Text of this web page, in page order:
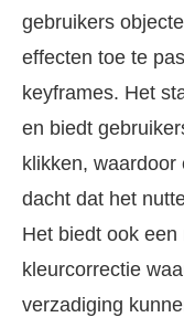
gebruikers
effecten toe te
keyframes. Het
en biedt
klikken,
dacht dat het
Het biedt ook
kleurcorrectie
verzadiging